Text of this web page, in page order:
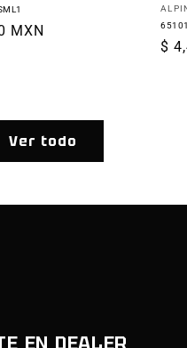
MXN
$
Ver todo
EN DEALER